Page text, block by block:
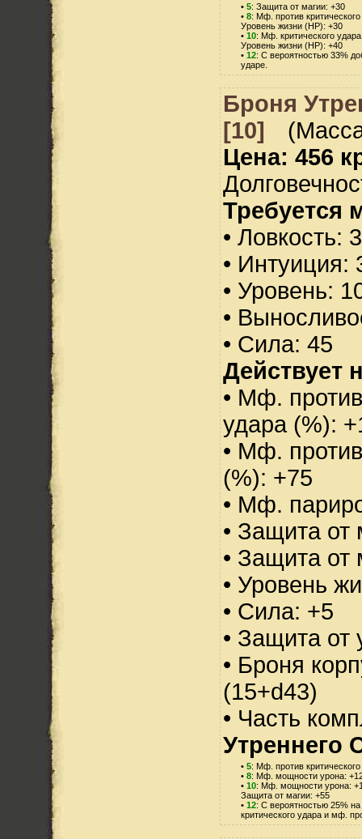
• 5: Защита от магии: +30
• 8: Мф. против
Уровень жизни (HP): +30
• 10: Мф. критического
Уровень жизни (HP): +40
• 12: С вероятностью 33%
ударе.
Броня
[10]
Цена: 456
Требуется
• Ловкость:
• Интуиция:
• Уровень:
•
• Сила: 45
Действует
• Мф.
удара (%):
• Мф.
(%): +75
• Мф.
• Защита от
• Защита от
• Уровень
• Сила: +5
• Защита от
• Броня
(15+d43)
• Часть
Утреннего
• 5: Мф. против
• 8: Мф. мощности урона:
• 10: Мф. мощности урона:
Защита от магии: +55
• 12: С вероятностью 25%
критического удара и мф.